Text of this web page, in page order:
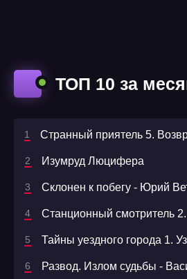
ТОП 10 за
Изумруд Люцифера
Склонен к побегу - Юрий
Станционный смотритель
Тайны уездного города 1.
Развод. Излом судьбы -